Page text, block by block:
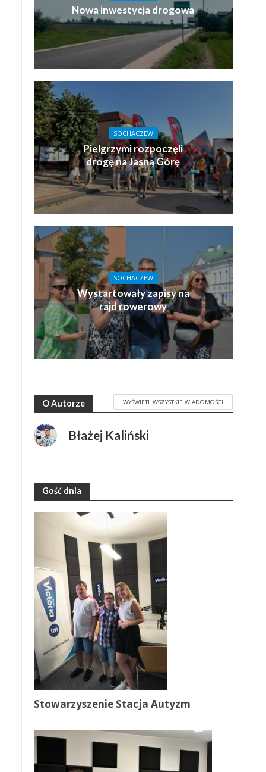
Nowa inwestycja drogowa
SOCHACZEW
Pielgrzymi rozpoczęli
drogę na Jasną Górę
SOCHACZEW
Wystartowały zapisy na
rajd rowerowy
O Autorze WYŚWIETL WSZYSTKIE WIADOMOŚCI
Błażej Kaliński
Gość dnia
Stowarzyszenie Stacja Autyzm